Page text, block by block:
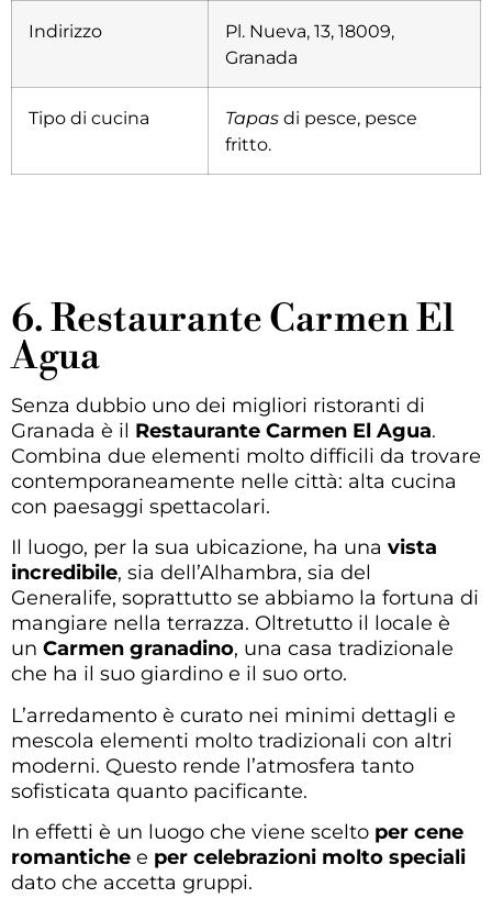
Indirizzo
Pl. Nueva, 13, 18009,
Granada
Tipo di cucina Tapas di pesce, pesce
fritto.
6. Restaurante Carmen El
Agua
Senza dubbio uno dei migliori ristoranti di
Granada è il Restaurante Carmen El Agua.
Combina due elementi molto difficili da trovare
contemporaneamente nelle città: alta cucina
con paesaggi spettacolari.
Il luogo, per la sua ubicazione, ha una vista
incredibile, sia dell’Alhambra, sia del
Generalife, soprattutto se abbiamo la fortuna di
mangiare nella terrazza. Oltretutto il locale è
un Carmen granadino, una casa tradizionale
che ha il suo giardino e il suo orto.
L’arredamento è curato nei minimi dettagli e
mescola elementi molto tradizionali con altri
moderni. Questo rende l’atmosfera tanto
sofisticata quanto pacificante.
In effetti è un luogo che viene scelto per cene
romantiche e per celebrazioni molto speciali
dato che accetta gruppi.